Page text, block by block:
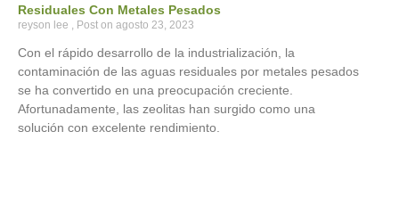
Residuales Con Metales Pesados
reyson lee agosto 23, 2023
Con el rápido desarrollo de la industrialización, la
contaminación de las aguas residuales por metales pesados
se ha convertido en una preocupación creciente.
Afortunadamente, las zeolitas han surgido como una
solución con excelente rendimiento.